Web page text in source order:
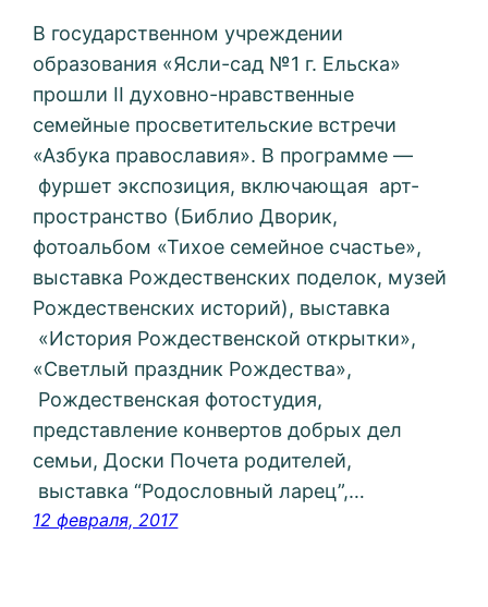
В государственном учреждении
образования «Ясли-сад №1 г. Ельска»
прошли II духовно-нравственные
семейные просветительские встречи
«Азбука православия». В программе —
фуршет экспозиция, включающая арт-
пространство (Библио Дворик,
фотоальбом «Тихое семейное счастье»,
выставка Рождественских поделок, музей
Рождественских историй), выставка
«История Рождественской открытки»,
«Светлый праздник Рождества»,
Рождественская фотостудия,
представление конвертов добрых дел
семьи, Доски Почета родителей,
выставка “Родословный ларец”,…
12 февраля, 2017